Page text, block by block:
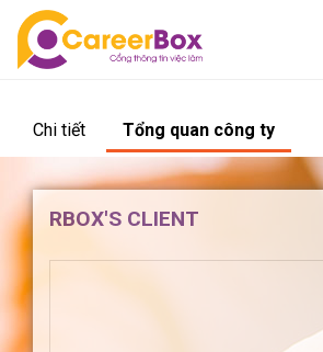
Chi tiết Tổng quan công ty
RBOX'S CLIENT